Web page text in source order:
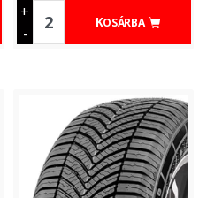
+
-
KOSÁRBA